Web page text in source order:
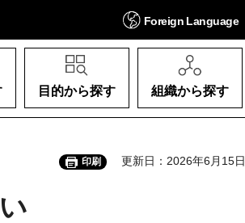
Foreign Language
目的から探す 組織から探す
印刷 更新日：2026年6月15日